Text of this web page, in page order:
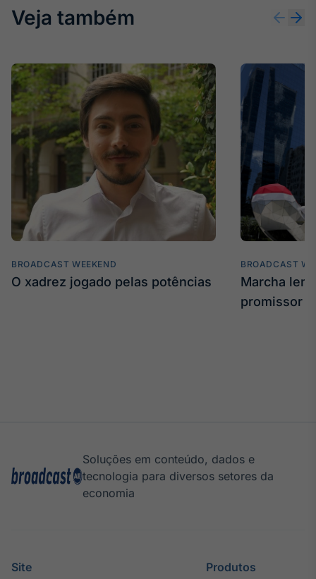
Veja também
BROADCAST WEEKEND
O xadrez jogado pelas potências
BROADCAST
Marcha
promissor
Soluções em conteúdo, dados e
tecnologia para diversos setores da
economia
Site Produtos